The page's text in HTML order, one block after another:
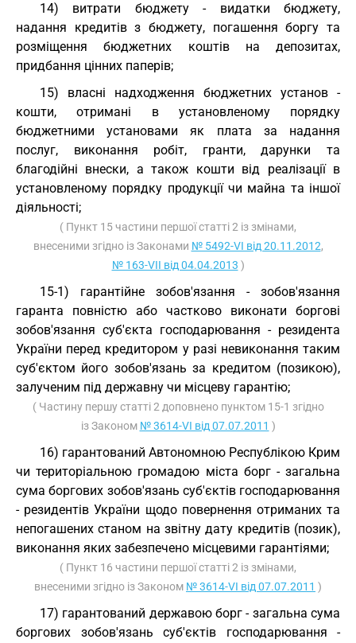
14) витрати бюджету - видатки бюджету,
надання кредитів з бюджету, погашення боргу та
розміщення бюджетних коштів на депозитах,
придбання цінних паперів;
15) власні надходження бюджетних установ -
кошти, отримані в установленому порядку
бюджетними установами як плата за надання
послуг, виконання робіт, гранти, дарунки та
благодійні внески, а також кошти від реалізації в
установленому порядку продукції чи майна та іншої
діяльності;
( Пункт 15 частини першої статті 2 із змінами,
внесеними згідно із Законами № 5492-VI від 20.11.2012,
№ 163-VII від 04.04.2013 )
15-1) гарантійне зобов'язання - зобов'язання
гаранта повністю або частково виконати боргові
зобов'язання суб'єкта господарювання - резидента
України перед кредитором у разі невиконання таким
суб'єктом його зобов'язань за кредитом (позикою),
залученим під державну чи місцеву гарантію;
( Частину першу статті 2 доповнено пунктом 15-1 згідно
із Законом № 3614-VI від 07.07.2011 )
16) гарантований Автономною Республікою Крим
чи територіальною громадою міста борг - загальна
сума боргових зобов'язань суб'єктів господарювання
- резидентів України щодо повернення отриманих та
непогашених станом на звітну дату кредитів (позик),
виконання яких забезпечено місцевими гарантіями;
( Пункт 16 частини першої статті 2 із змінами,
внесеними згідно із Законом № 3614-VI від 07.07.2011 )
17) гарантований державою борг - загальна сума
боргових зобов'язань суб'єктів господарювання -